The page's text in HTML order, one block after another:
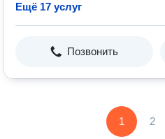
Ещё 17 услуг
Позвонить
1 2